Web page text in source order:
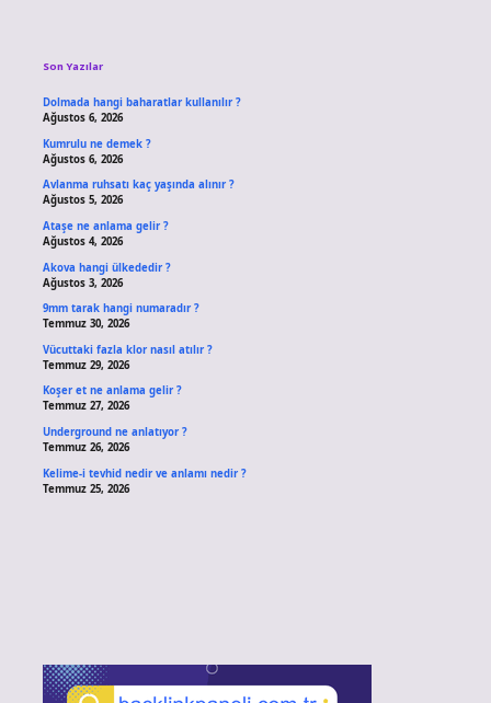
Son Yazılar
Dolmada hangi baharatlar kullanılır ?
Ağustos 6, 2026
Kumrulu ne demek ?
Ağustos 6, 2026
Avlanma ruhsatı kaç yaşında alınır ?
Ağustos 5, 2026
Ataşe ne anlama gelir ?
Ağustos 4, 2026
Akova hangi ülkededir ?
Ağustos 3, 2026
9mm tarak hangi numaradır ?
Temmuz 30, 2026
Vücuttaki fazla klor nasıl atılır ?
Temmuz 29, 2026
Koşer et ne anlama gelir ?
Temmuz 27, 2026
Underground ne anlatıyor ?
Temmuz 26, 2026
Kelime-i tevhid nedir ve anlamı nedir ?
Temmuz 25, 2026